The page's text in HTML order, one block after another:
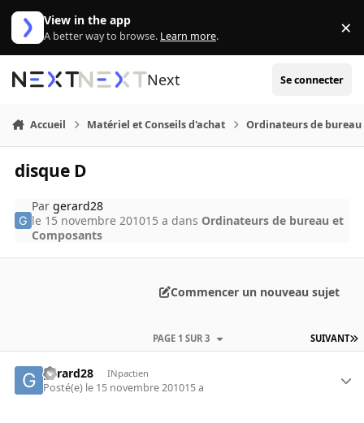
Aller au contenu
View in the app
A better way to browse. Learn more. ×
Next Se connecter
Accueil Matériel et Conseils d'achat Ordinateurs de bureau
disque D
Pargerard28
le 15 novembre 201015 a dans Ordinateurs de bureau et
Composants
Commencer un nouveau sujet
SUIVANT
PAGE 1 SUR 3
gerard28 INpactien
Posté(e) le 15 novembre 201015 a